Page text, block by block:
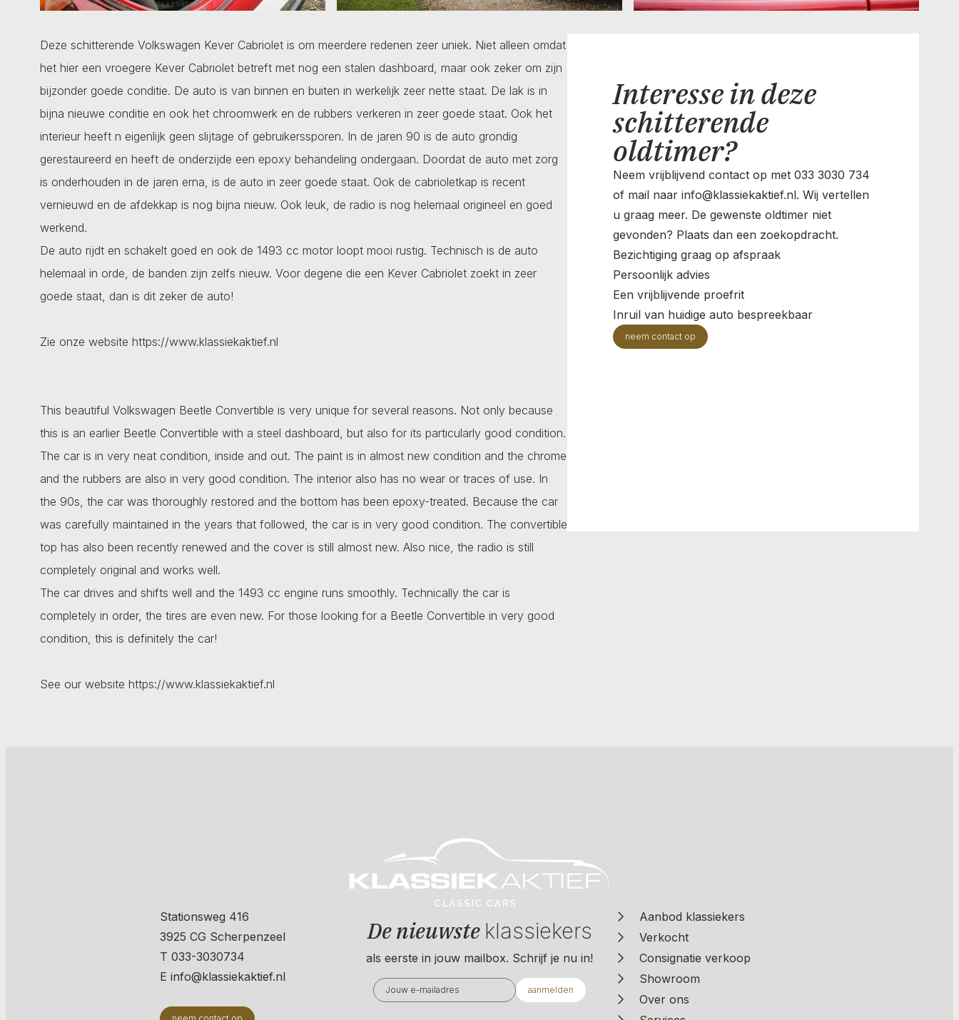
Deze schitterende Volkswagen Kever Cabriolet is om meerdere redenen zeer uniek. Niet alleen omdat
het hier een vroegere Kever Cabriolet betreft met nog een stalen dashboard, maar ook zeker om zijn
bijzonder goede conditie. De auto is van binnen en buiten in werkelijk zeer nette staat. De lak is in
bijna nieuwe conditie en ook het chroomwerk en de rubbers verkeren in zeer goede staat. Ook het
interieur heeft n eigenlijk geen slijtage of gebruikerssporen. In de jaren 90 is de auto grondig
gerestaureerd en heeft de onderzijde een epoxy behandeling ondergaan. Doordat de auto met zorg
is onderhouden in de jaren erna, is de auto in zeer goede staat. Ook de cabrioletkap is recent
vernieuwd en de afdekkap is nog bijna nieuw. Ook leuk, de radio is nog helemaal origineel en goed
werkend.
De auto rijdt en schakelt goed en ook de 1493 cc motor loopt mooi rustig. Technisch is de auto
helemaal in orde, de banden zijn zelfs nieuw. Voor degene die een Kever Cabriolet zoekt in zeer
goede staat, dan is dit zeker de auto!
Zie onze website https://www.klassiekaktief.nl
This beautiful Volkswagen Beetle Convertible is very unique for several reasons. Not only because
this is an earlier Beetle Convertible with a steel dashboard, but also for its particularly good condition.
The car is in very neat condition, inside and out. The paint is in almost new condition and the chrome
and the rubbers are also in very good condition. The interior also has no wear or traces of use. In
the 90s, the car was thoroughly restored and the bottom has been epoxy-treated. Because the car
was carefully maintained in the years that followed, the car is in very good condition. The convertible
top has also been recently renewed and the cover is still almost new. Also nice, the radio is still
completely original and works well.
The car drives and shifts well and the 1493 cc engine runs smoothly. Technically the car is
completely in order, the tires are even new. For those looking for a Beetle Convertible in very good
condition, this is definitely the car!
See our website https://www.klassiekaktief.nl
Interesse in deze
schitterende
oldtimer?
Neem vrijblijvend contact op met 033 3030 734
of mail naar info@klassiekaktief.nl. Wij vertellen
u graag meer. De gewenste oldtimer niet
gevonden? Plaats dan een zoekopdracht.
Bezichtiging graag op afspraak
Persoonlijk advies
Een vrijblijvende proefrit
Inruil van huidige auto bespreekbaar
neem contact op
Stationsweg 416
3925 CG Scherpenzeel
T 033-3030734
E info@klassiekaktief.nl
De nieuwste klassiekers
als eerste in jouw mailbox. Schrijf je nu in!
aanmelden
Aanbod klassiekers
Verkocht
Consignatie verkoop
Showroom
Over ons